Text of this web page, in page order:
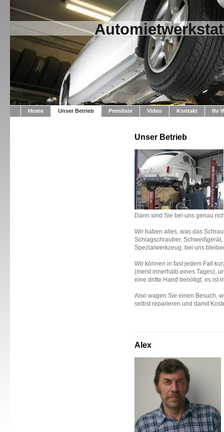
Home Unser Betrieb Preisliste Video Kontakt Ihr
Unser Betrieb
Dann sind Sie bei uns genau
Wir haben alles, was das
Schlagschrauber,
Spezialwerkzeug, bei uns
Wir können in fast jedem Fall
(meist innerhalb eines Tages),
eine dritte Hand benötigt, es ist
Also wagen Sie einen Besuch,
selbst reparieren und damit
Alex